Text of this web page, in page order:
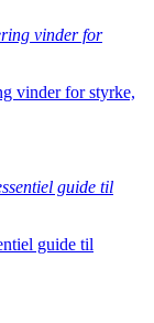
vinder for styrke,
guide til